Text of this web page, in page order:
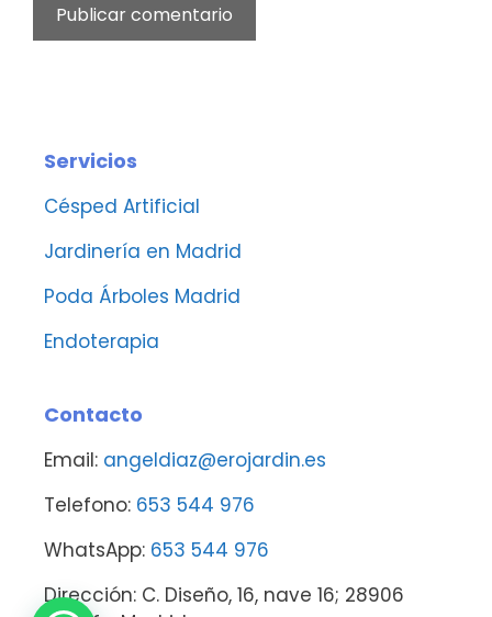
Servicios
Césped Artificial
Jardinería en Madrid
Poda Árboles Madrid
Endoterapia
Contacto
Email: angeldiaz@erojardin.es
Telefono: 653 544 976
WhatsApp: 653 544 976
Dirección: C. Diseño, 16, nave 16; 28906